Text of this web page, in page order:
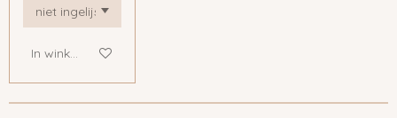
In winkelwagen